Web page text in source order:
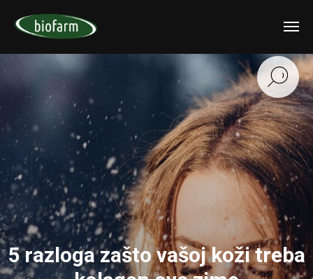
5 razloga zašto vašoj koži treba